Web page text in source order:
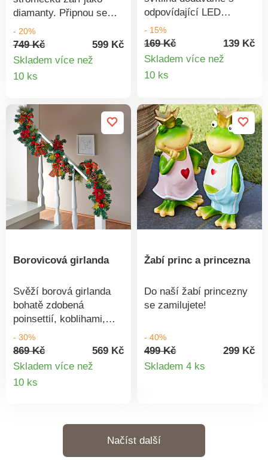
diamanty. Připnou se
pomocí klipů a rozsvítí
se pomocí dálkového
ovládání.
- 20%
749 Kč
599 Kč
Skladem více než
10 ks
odpovídající LED
světlem. Její teplé
blikající světlo navozuje
večer útulnou
- 15%
169 Kč
139 Kč
Skladem více než
10 ks
Borovicová girlanda
Svěží borová girlanda
bohatě zdobená
poinsettií, koblihami,
mašlemi a bobulemi.
Neopadává a bude Vás
těšit rok co rok.
Vypadá jako živá.
metry dlouhá.
- 30%
869 Kč
569 Kč
Skladem více než
10 ks
Žabí princ a princezna
Do naší žabí princezny
se zamilujete!
- 40%
499 Kč
299 Kč
Skladem 4 ks
Načíst další